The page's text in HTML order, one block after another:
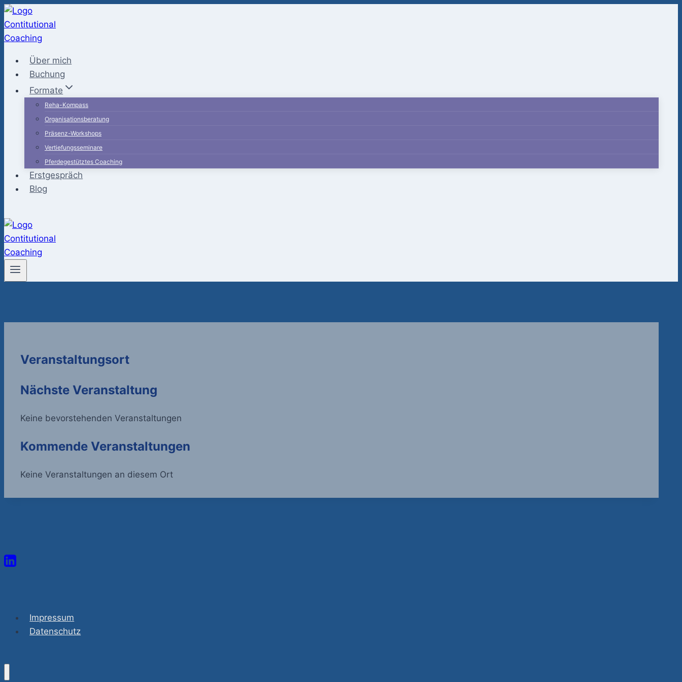
Zum
Inhalt
springen
Über mich
Buchung
Formate
Reha-Kompass
Organisationsberatung
Präsenz-Workshops
Vertiefungsseminare
Pferdegestütztes Coaching
Erstgespräch
Blog
Veranstaltungsort
Nächste Veranstaltung
Keine bevorstehenden Veranstaltungen
Kommende Veranstaltungen
Keine Veranstaltungen an diesem Ort
Impressum
Datenschutz